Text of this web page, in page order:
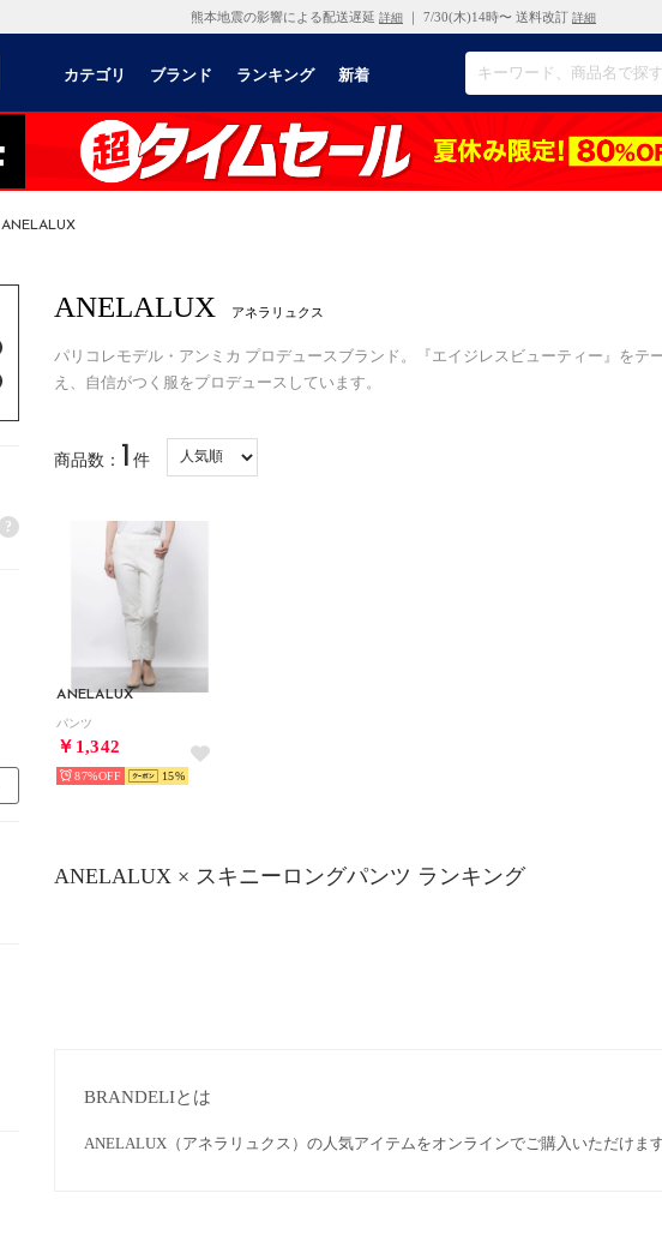
熊本地震の影響による配送遅延 詳細 ｜ 7/30(木)14時〜 送料改訂 詳細
カテゴリ ブランド ランキング 新着
ANELALUX
?
ANELALUX アネラリュクス
パリコレモデル・アンミカ プロデュースブランド。『エイジレスビューティー』をテ
え、自信がつく服をプロデュースしています。
商品数： 1 件
ANELALUX
パンツ
￥1,342
87% 15
ANELALUX × スキニーロングパンツ ランキング
BRANDELIとは
ANELALUX（アネラリュクス）の人気アイテムをオンラインでご購入いただけま